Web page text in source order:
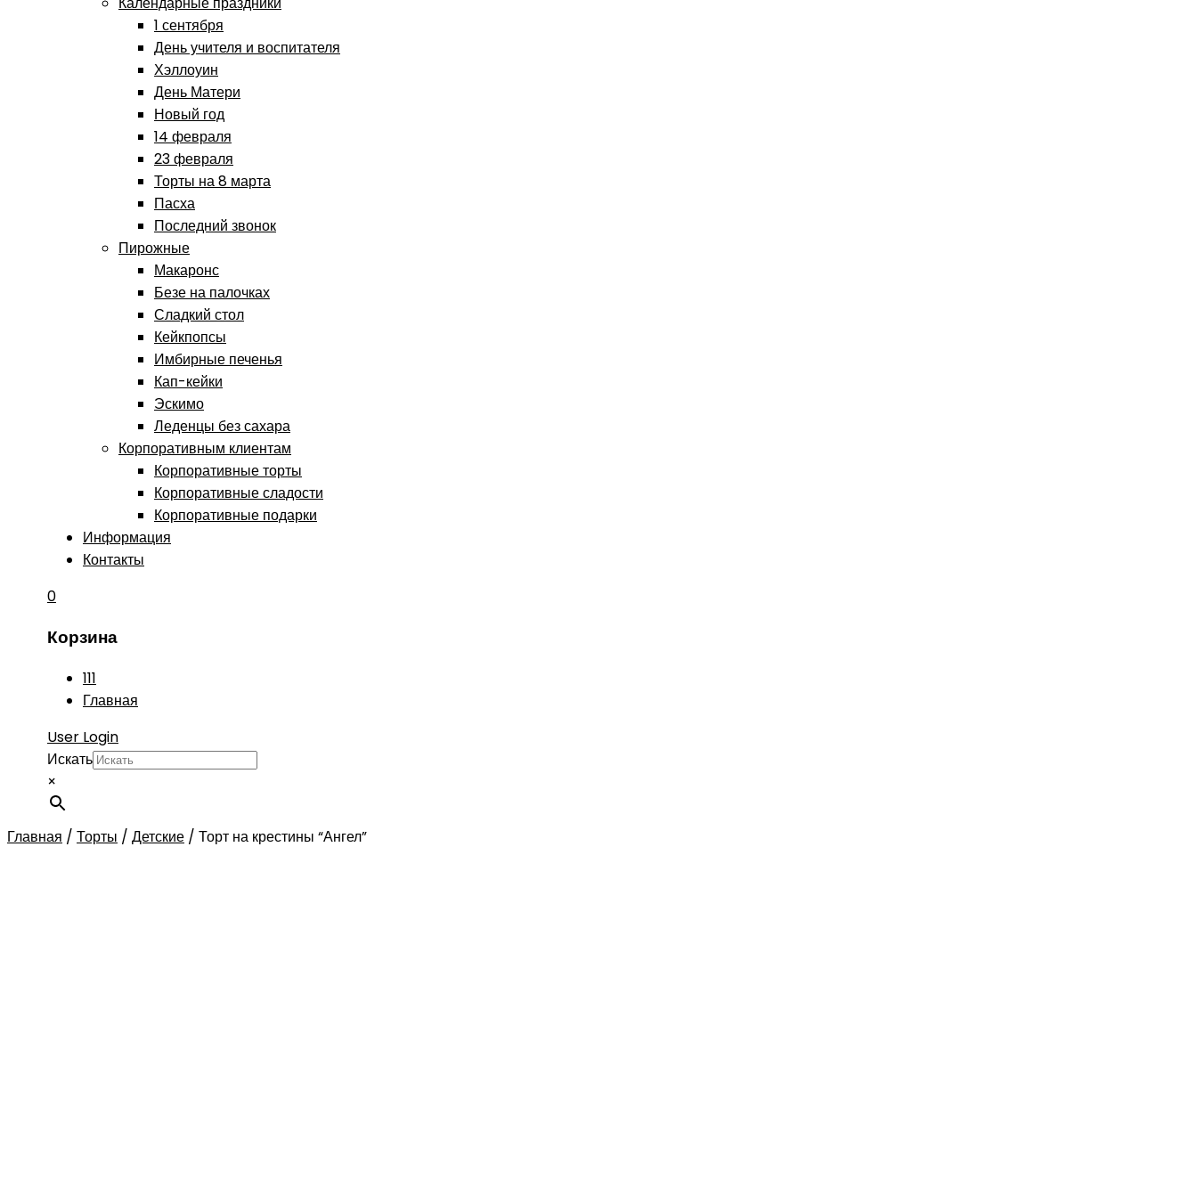
1 сентября
День учителя и воспитателя
Хэллоуин
День Матери
Новый год
14 февраля
23 февраля
Торты на 8 марта
Пасха
Последний звонок
Пирожные
Макаронс
Безе на палочках
Сладкий стол
Кейкпопсы
Имбирные печенья
Кап-кейки
Эскимо
Леденцы без сахара
Корпоративным клиентам
Корпоративные торты
Корпоративные сладости
Корпоративные подарки
Информация
Контакты
0
Корзина
111
Главная
User Login
Искать
×
Главная / Торты / Детские / Торт на крестины “Ангел”